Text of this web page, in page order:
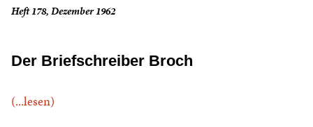
Heft 178, Dezember 1962
Der Briefschreiber Broch
(...lesen)